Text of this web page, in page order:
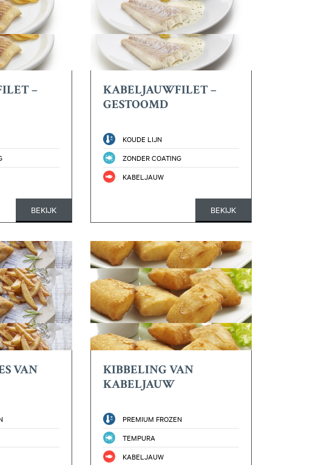
–
BEKIJK
KABELJAUWFILET –
GESTOOMD
KOUDE LIJN
ZONDER COATING
KABELJAUW
BEKIJK
VAN
KIBBELING VAN
KABELJAUW
PREMIUM FROZEN
TEMPURA
KABELJAUW